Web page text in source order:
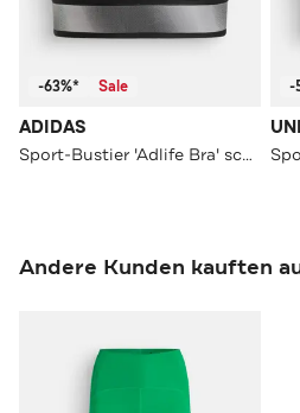
-63%* Sale
ADIDAS
Sport-Bustier 'Adlife Bra' schwarz
-
Andere Kunden kauften